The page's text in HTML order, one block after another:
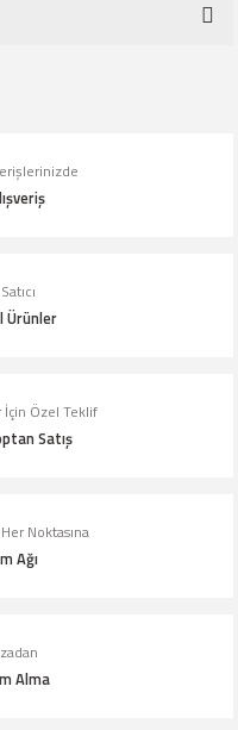
Ürünler
İçin Özel Teklif
Satış
Noktasına
Ağı
Alma